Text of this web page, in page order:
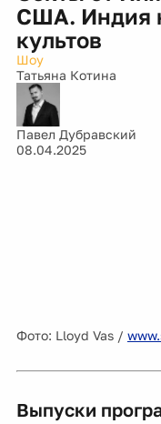
США. Индия
культов
Шоу
Татьяна Котина
Павел Дубравский
08.04.2025
Фото: Lloyd Vas /
Выпуски